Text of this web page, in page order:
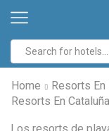
Home
Resorts En
Resorts En